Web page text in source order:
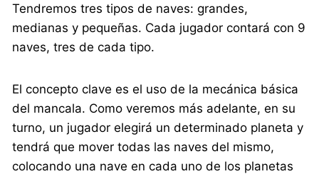
Tendremos tres tipos de naves: grandes,
medianas y pequeñas. Cada jugador contará con 9
naves, tres de cada tipo.
El concepto clave es el uso de la mecánica básica
del mancala. Como veremos más adelante, en su
turno, un jugador elegirá un determinado planeta y
tendrá que mover todas las naves del mismo,
colocando una nave en cada uno de los planetas